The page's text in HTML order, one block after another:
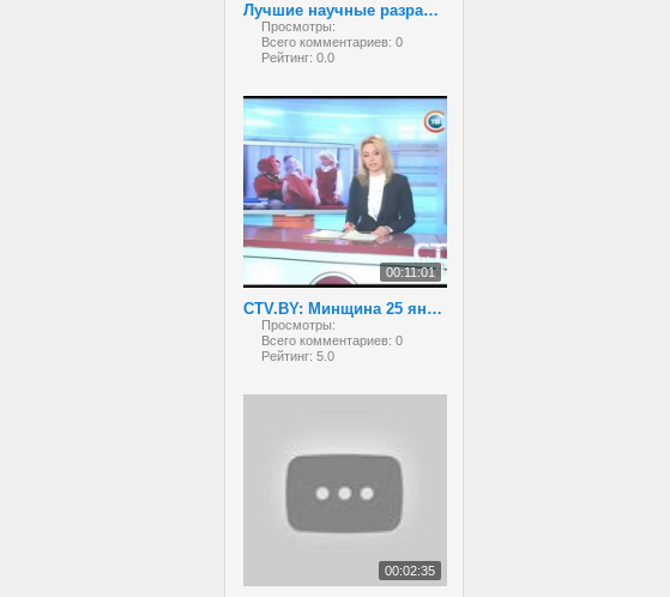
Лучшие научные разработки белорусских школьников
Просмотры:
Всего комментариев: 0
Рейтинг: 0.0
00:11:01
CTV.BY: Минщина 25 января 2013
Просмотры:
Всего комментариев: 0
Рейтинг: 5.0
00:02:35